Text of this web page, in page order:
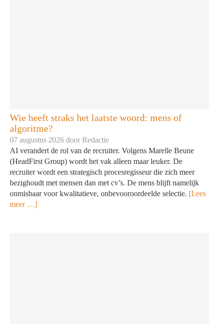
Wie heeft straks het laatste woord: mens of
algoritme?
07 augustus 2026 doorRedactie
AI verandert de rol van de recruiter. Volgens Marelle Beune
(HeadFirst Group) wordt het vak alleen maar leuker. De
recruiter wordt een strategisch procesregisseur die zich meer
bezighoudt met mensen dan met cv’s. De mens blijft namelijk
onmisbaar voor kwalitatieve, onbevooroordeelde selectie. [Lees
meer …]